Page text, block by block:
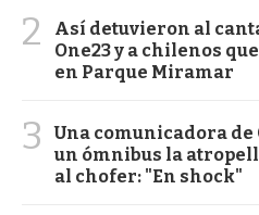
2
Así detuvieron al
One23 y a chilenos
en Parque Miramar
3
Una comunicadora de
un ómnibus la
al chofer: "En shock"